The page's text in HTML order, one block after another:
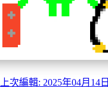
上次編輯: 2025年04月14日